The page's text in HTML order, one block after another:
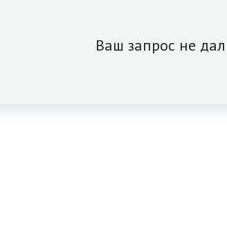
Ваш запрос не дал